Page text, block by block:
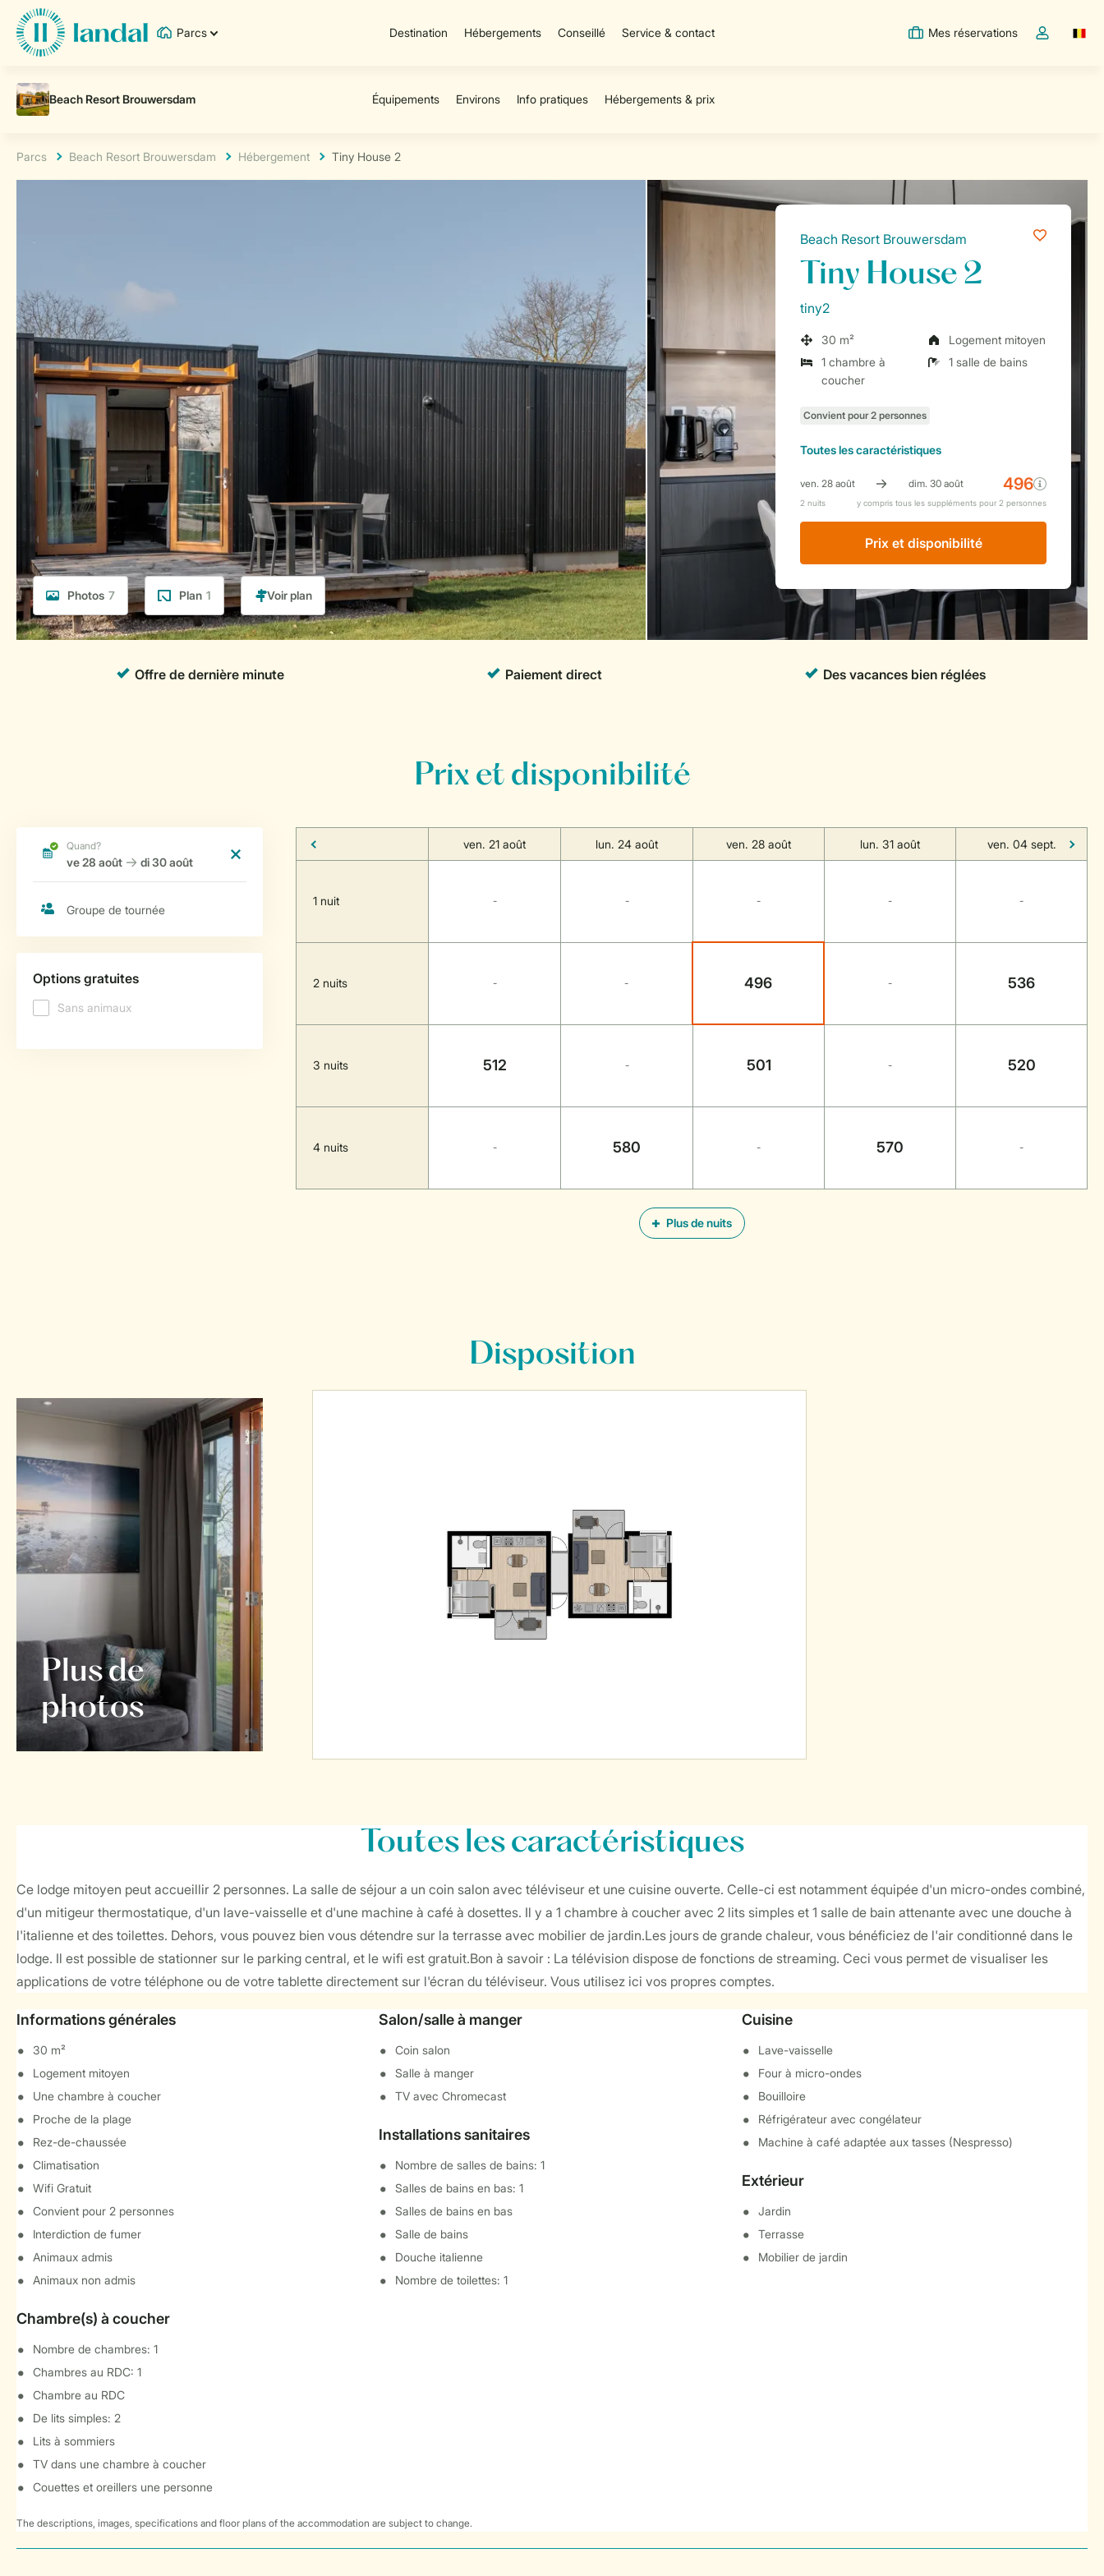
Parcs Destination Hébergements Conseillé Service & contact Mes réservations
Toggle the
Parcs Beach Resort Brouwersdam Hébergement Tiny House 2
Photos 7 Plan 1
Beach Resort Brouwersdam
Tiny House 2
tiny2
30 m²
Logement mitoyen
1 chambre à
coucher
1 salle de bains
Toutesles caractéristiques
Prix ​​et disponibilité
Prix et disponibilité
Plus de nuits
ven. 21 août lun. 24 août ven. 28 août lun. 31 août ven. 04 sept.
1 nuit - - - - -
2 nuits - - 496 - 536
3 nuits 512 - 501 - 520
4 nuits - 580 - 570 -
Disposition
Plus de
photos
Toutesles caractéristiques
Ce lodge mitoyen peut accueillir 2 personnes. La salle de séjour a un coin salon avec téléviseur et une cuisine ouverte. Celle-ci est notamment équipée d'un micro-ondes combiné,
d'un mitigeur thermostatique, d'un lave-vaisselle et d'une machine à café à dosettes. Il y a 1 chambre à coucher avec 2 lits simples et 1 salle de bain attenante avec une douche à
l'italienne et des toilettes. Dehors, vous pouvez bien vous détendre sur la terrasse avec mobilier de jardin.Les jours de grande chaleur, vous bénéficiez de l'air conditionné dans le
lodge. Il est possible de stationner sur le parking central, et le wifi est gratuit.Bon à savoir : La télévision dispose de fonctions de streaming. Ceci vous permet de visualiser les
applications de votre téléphone ou de votre tablette directement sur l'écran du téléviseur. Vous utilisez ici vos propres comptes.
Informations générales
30 m²
Logement mitoyen
Une chambre à coucher
Proche de la plage
Rez-de-chaussée
Climatisation
Wifi Gratuit
Convient pour 2 personnes
Interdiction de fumer
Animaux admis
Animaux non admis
Chambre(s) à coucher
Nombre de chambres: 1
Chambres au RDC: 1
Chambre au RDC
De lits simples: 2
Lits à sommiers
TV dans une chambre à coucher
Couettes et oreillers une personne
Salon/salle à manger
Coin salon
Salle à manger
TV avec Chromecast
Installations sanitaires
Nombre de salles de bains: 1
Salles de bains en bas: 1
Salles de bains en bas
Salle de bains
Douche italienne
Nombre de toilettes: 1
Cuisine
Lave-vaisselle
Four à micro-ondes
Bouilloire
Réfrigérateur avec congélateur
Machine à café adaptée aux tasses (Nespresso)
Extérieur
Jardin
Terrasse
Mobilier de jardin
The descriptions, images, specifications and floor plans of the accommodation are subject to change.